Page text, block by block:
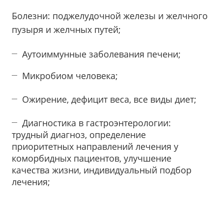
Болезни: поджелудочной железы и желчного
пузыря и желчных путей;
Аутоиммунные заболевания печени;
Микробиом человека;
Ожирение, дефицит веса, все виды диет;
Диагностика в гастроэнтерологии:
трудный диагноз, определение
приоритетных направлений лечения у
коморбидных пациентов, улучшение
качества жизни, индивидуальный подбор
лечения;